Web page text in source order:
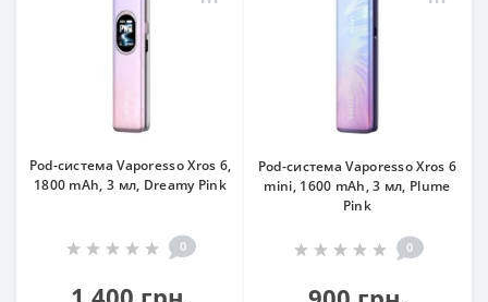
Pod-система Vaporesso Xros 6,
1800 mAh, 3 мл, Dreamy Pink
0
Pod-система Vaporesso Xros 6
mini, 1600 mAh, 3 мл, Plume
Pink
0